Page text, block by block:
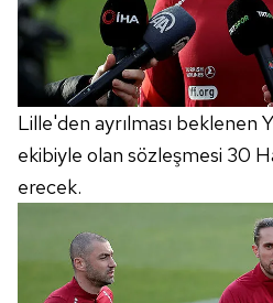
Lille'den ayrılması beklenen
ekibiyle olan sözleşmesi 30
erecek.